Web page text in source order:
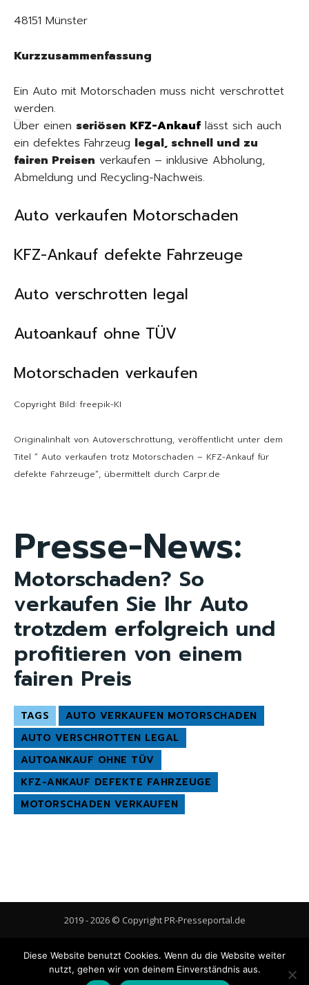
48151 Münster
Kurzzusammenfassung
Ein Auto mit Motorschaden muss nicht verschrottet
werden.
Über einen seriösen KFZ-Ankauf lässt sich auch
ein defektes Fahrzeug legal, schnell und zu
fairen Preisen verkaufen – inklusive Abholung,
Abmeldung und Recycling-Nachweis.
Auto verkaufen Motorschaden
KFZ-Ankauf defekte Fahrzeuge
Auto verschrotten legal
Autoankauf ohne TÜV
Motorschaden verkaufen
Copyright Bild: freepik-KI
Originalinhalt von Autoverschrottung, veröffentlicht unter dem
Titel “ Auto verkaufen trotz Motorschaden – KFZ-Ankauf für
defekte Fahrzeuge“, übermittelt durch Carpr.de
Presse-News:
Motorschaden? So
verkaufen Sie Ihr Auto
trotzdem erfolgreich und
profitieren von einem
fairen Preis
TAGS
AUTO VERKAUFEN MOTORSCHADEN
AUTO VERSCHROTTEN LEGAL
AUTOANKAUF OHNE TÜV
KFZ-ANKAUF DEFEKTE FAHRZEUGE
MOTORSCHADEN VERKAUFEN
2019 - 2026 © Copyright PR-Presseportal.de
Gastbeitrag veröffentlichen Cookie-Richtlinie (EU)
Diese Website benutzt Cookies. Wenn du die Website weiter
nutzt, gehen wir von deinem Einverständnis aus.